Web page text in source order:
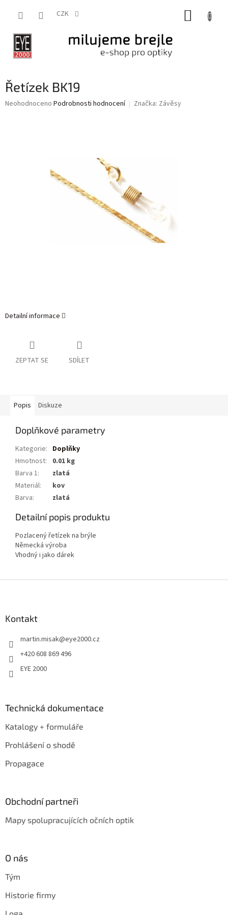
CZK
Řetízek BK19
Průměrné
Neohodnoceno Podrobnosti hodnocení Značka: Závěsy
Detailní informace
ZEPTAT SE SDÍLET
Popis Diskuze
Doplňkové parametry
Kategorie: Doplňky
Hmotnost:
0.01 kg
Barva 1:
zlatá
Materiál:
kov
Barva: zlatá
Detailní popis produktu
Pozlacený řetízek na brýle
Německá výroba
Vhodný i jako dárek
Kontakt
martin.misak@eye2000.cz
+420 608 869 496
EYE 2000
Technická dokumentace
Katalogy + formuláře
Prohlášení o shodě
Propagace
Obchodní partneři
Mapy spolupracujících očních optik
O nás
Tým
Historie firmy